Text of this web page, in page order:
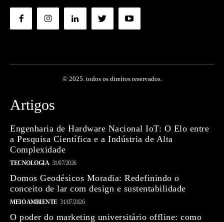
© 2025. todos os direitos reservados.
Artigos
Engenharia de Hardware Nacional IoT: O Elo entre
a Pesquisa Científica e a Indústria de Alta
Complexidade
TECNOLOGIA 31/07/2026
Domos Geodésicos Moradia: Redefinindo o
conceito de lar com design e sustentabilidade
MEIO AMBIENTE 31/07/2026
O poder do marketing universitário offline: como